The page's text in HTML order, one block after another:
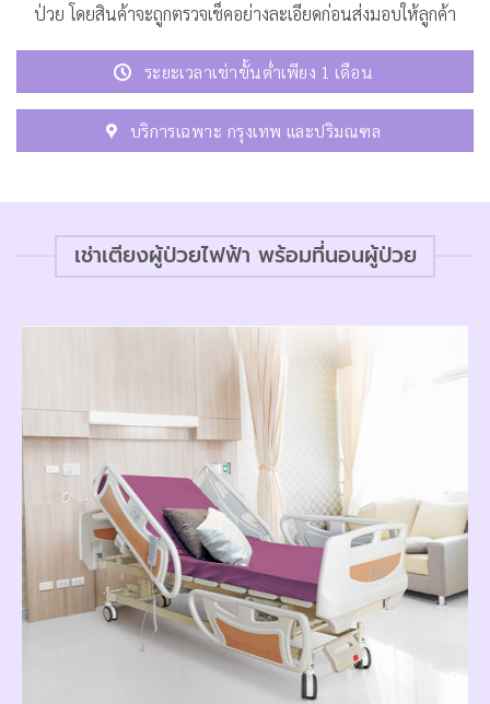
ป่วย โดยสินค้าจะถูกตรวจเช็คอย่างละเอียดก่อนส่งมอบให้ลูกค้า
ระยะเวลาเช่าขั้นต่ำเพียง 1 เดือน
บริการเฉพาะ กรุงเทพ และปริมณฑล
เช่าเตียงผู้ป่วยไฟฟ้า พร้อมที่นอนผู้ป่วย